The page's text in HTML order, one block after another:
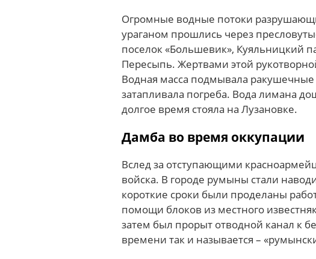
Огромные водные потоки
ураганом прошлись через
поселок «Большевик», Куяльницкий
Пересыпь. Жертвами этой
Водная масса подмывала ракушечные
затапливала погреба. Вода лимана
долгое время стояла на Лузановке.
Дамба во время оккупации
Вслед за отступающими
войска. В городе румыны стали
короткие сроки были проделаны
помощи блоков из местного
затем был прорыт отводной канал к
времени так и называется –